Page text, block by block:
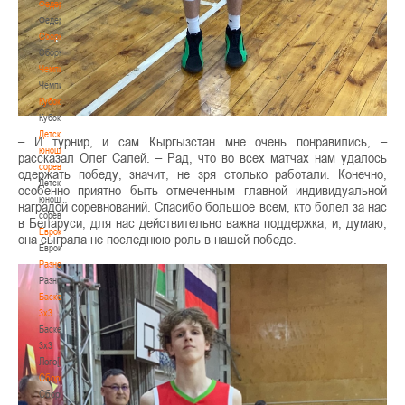
Федерация
Федерация
Сборные
Сборные
Чемпионат
Чемпионат
Кубок
Кубок
Детско-
юношеские
соревнования
Детско-
юношеские
соревнования
Еврокубки
Еврокубки
Разное
Разное
Баскетбол
3х3
Баскетбол
3х3
Лого[modid=121]
Сборные
Сборные
– И турнир, и сам Кыргызстан мне очень понравились, –
рассказал Олег Салей. – Рад, что во всех матчах нам удалось
одержать победу, значит, не зря столько работали. Конечно,
особенно приятно быть отмеченным главной индивидуальной
наградой соревнований. Спасибо большое всем, кто болел за нас
в Беларуси, для нас действительно важна поддержка, и, думаю,
она сыграла не последнюю роль в нашей победе.